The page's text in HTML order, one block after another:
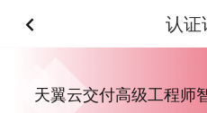
认证
天翼云交付高级工程师